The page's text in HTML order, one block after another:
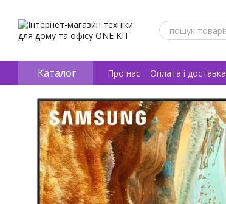
Каталог Про нас Оплата і доставка
Відгуки про магазин